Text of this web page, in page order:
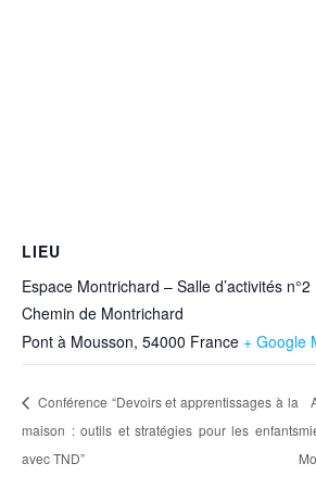
LIEU
Espace Montrichard – Salle d’activités n°2
Chemin de Montrichard
Pont à Mousson, 54000 France + Google
Conférence “Devoirs et apprentissages à la
maison : outils et stratégies pour les enfants
avec TND”